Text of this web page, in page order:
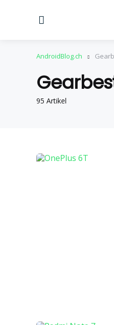
AndroidBlog.ch
95 Artikel